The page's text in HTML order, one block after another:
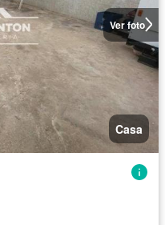
Ver foto
Casa